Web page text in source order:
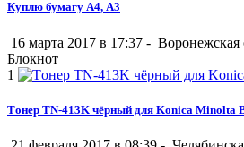
Куплю бумагу А4, А3
16 марта 2017 в 17:37 - Воронежская
Блокнот
1
Tонер TN-413K чёрный для Konica Minolta